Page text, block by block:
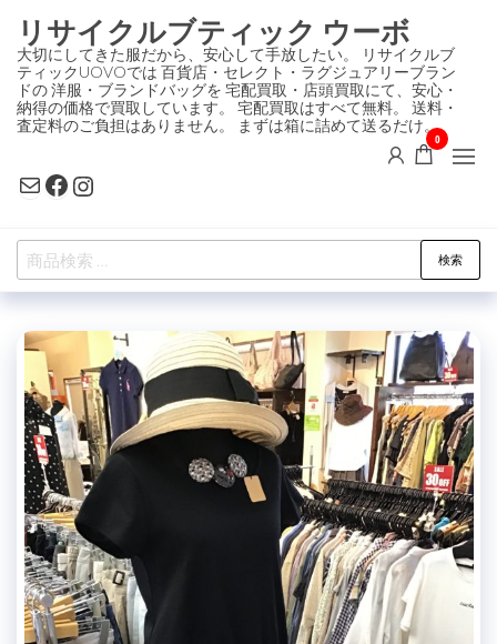
ン
テ
ン
ツ
プ
リサイクルブティック ウーボ
大切にしてきた服だから、安心して手放したい。 リサイクルブ
ティックUOVOでは 百貨店・セレクト・ラグジュアリーブラン
ドの 洋服・ブランドバッグを 宅配買取・店頭買取にて、安心・
納得の価格で買取しています。 宅配買取はすべて無料。 送料・
査定料のご負担はありません。 まずは箱に詰めて送るだけ。
MailFacebook
Instagram
0
検
索
象:
検索